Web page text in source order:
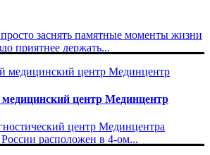
заснять памятные моменты жизни
приятнее держать...
центр Мединцентр
центр Мединцентра
расположен в 4-ом...